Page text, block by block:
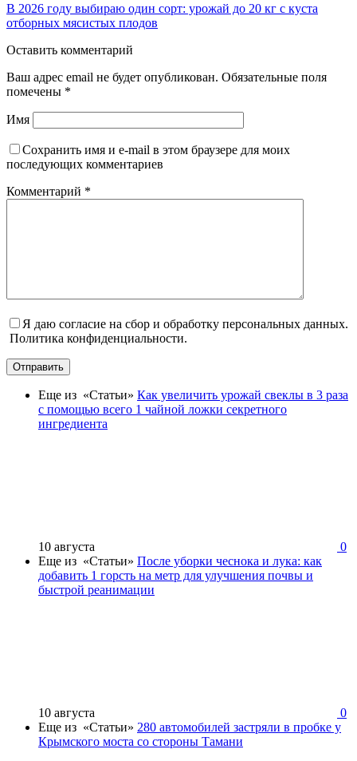
В 2026 году выбираю один сорт: урожай до 20 кг с куста
отборных мясистых плодов
Оставить комментарий
Ваш адрес email не будет опубликован. Обязательные поля
помечены *
Имя
Сохранить имя и e-mail в этом браузере для моих
последующих комментариев
Комментарий *
Я даю согласие на сбор и обработку персональных данных.
Политика конфиденциальности.
Отправить
Еще из «Статьи» Как увеличить урожай свеклы в 3 раза
с помощью всего 1 чайной ложки секретного
ингредиента
10 августа
0
Еще из «Статьи» После уборки чеснока и лука: как
добавить 1 горсть на метр для улучшения почвы и
быстрой реанимации
10 августа
0
Еще из «Статьи» 280 автомобилей застряли в пробке у
Крымского моста со стороны Тамани